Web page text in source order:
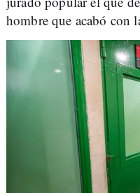
hombre que acabó con